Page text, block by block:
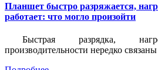
Планшет быстро разряжается,
работает: что могло произойти
Быстрая разрядка,
производительности нередко